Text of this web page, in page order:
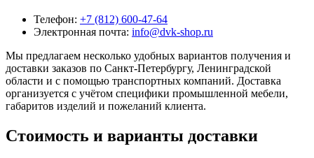
Телефон: +7 (812) 600-47-64
Электронная почта: info@dvk-shop.ru
Мы предлагаем несколько удобных вариантов получения и
доставки заказов по Санкт-Петербургу, Ленинградской
области и с помощью транспортных компаний. Доставка
организуется с учётом специфики промышленной мебели,
габаритов изделий и пожеланий клиента.
Стоимость и варианты доставки